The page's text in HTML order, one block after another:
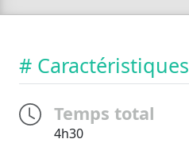
# Caractéristiques
Temps total
4h30